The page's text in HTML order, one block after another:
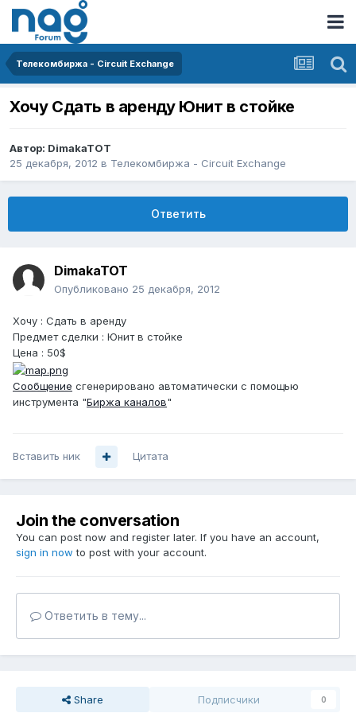
Телекомбиржа - Circuit Exchange
Хочу Сдать в аренду Юнит в стойке
Автор: DimakaTOT
25 декабря, 2012 в Телекомбиржа - Circuit Exchange
Ответить
DimakaTOT
Опубликовано 25 декабря, 2012
Хочу : Сдать в аренду
Предмет сделки : Юнит в стойке
Цена : 50$
Сообщение сгенерировано автоматически с помощью
инструмента "Биржа каналов"
Вставить ник Цитата
Join the conversation
You can post now and register later. If you have an account,
sign in now to post with your account.
Ответить в тему...
Share Подписчики 0